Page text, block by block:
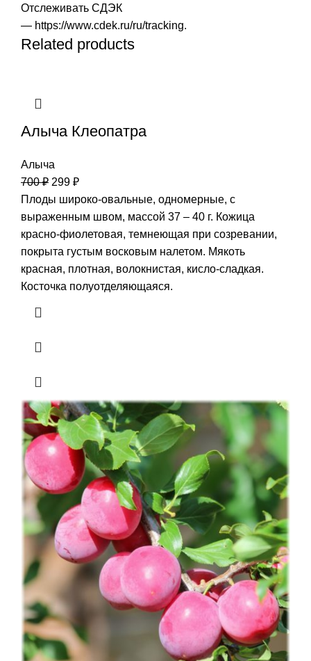
Отслеживать СДЭК
— https://www.cdek.ru/ru/tracking.
Related products
Алыча Клеопатра
Алыча
700₽ 299 ₽
Плоды широко-овальные, одномерные, с
выраженным швом, массой 37 – 40 г. Кожица
красно-фиолетовая, темнеющая при созревании,
покрыта густым восковым налетом. Мякоть
красная, плотная, волокнистая, кисло-сладкая.
Косточка полуотделяющаяся.